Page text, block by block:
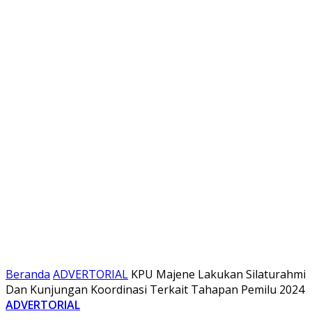
Beranda ADVERTORIAL KPU Majene Lakukan Silaturahmi
Dan Kunjungan Koordinasi Terkait Tahapan Pemilu 2024
ADVERTORIAL